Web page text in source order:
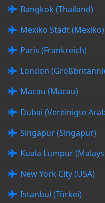
Bangkok (Thailand)
Mexiko Stadt (Mexiko)
Paris (Frankreich)
London
Macau (Macau)
Dubai (Vereinigte
Singapur (Singapur)
Kuala Lumpur
New York City (USA)
Istanbul (Türkei)